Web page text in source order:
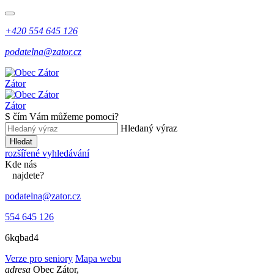
+420 554 645 126
podatelna@zator.cz
Zátor
Zátor
S čím Vám můžeme pomoci?
Hledaný výraz
Hledat
rozšířené vyhledávání
Kde nás
najdete?
podatelna@zator.cz
554 645 126
6kqbad4
Verze pro seniory Mapa webu
adresa Obec Zátor,